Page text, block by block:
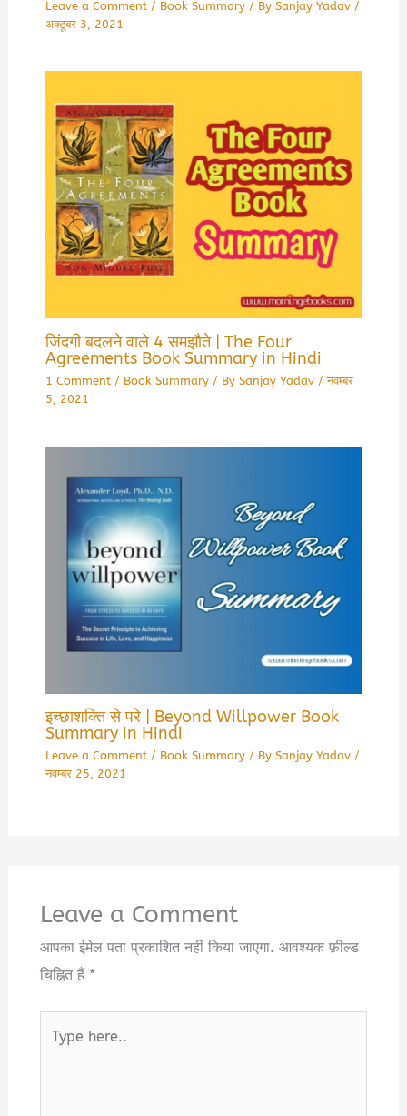
Leave a Comment / Book Summary/ By Sanjay Yadav /
अक्टूबर 3, 2021
जिंदगी बदलने वाले 4 समझौते | The Four
Agreements Book Summary in Hindi
1 Comment / Book Summary/ By Sanjay Yadav /नवम्बर
5, 2021
इच्छाशक्ति से परे | Beyond Willpower Book
Summary in Hindi
Leave a Comment / Book Summary/ By Sanjay Yadav /
नवम्बर 25, 2021
Leave a Comment
आपका ईमेल पता प्रकाशित नहीं किया जाएगा. आवश्यक फ़ील्ड
चिह्नित हैं *
here..